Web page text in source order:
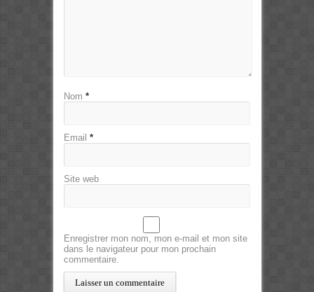
Nom *
Email *
Site web
Enregistrer mon nom, mon e-mail et mon site
dans le navigateur pour mon prochain
commentaire.